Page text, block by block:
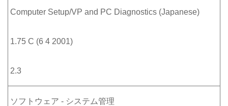
Computer Setup/VP and PC Diagnostics (Japanese)
1.75 C (6 4 2001)
2.3
ソフトウェア - システム管理